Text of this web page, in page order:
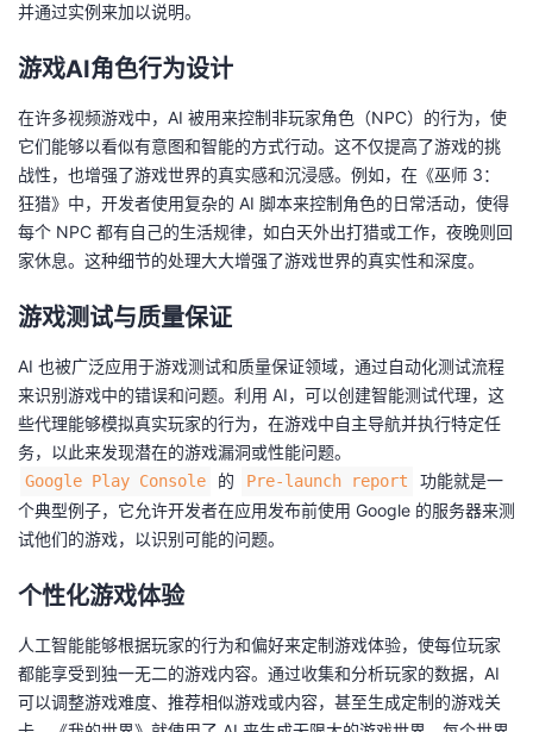
者
我
的
博
客
我
的
论
坛
我
的
圈
子
我
的
直
播
我
的
活
动
我
的
关
注
我
的
开
发
者
学
我
的
Programs
我
的
支
持
并通过实例来加以说明。
游戏AI角色行为设计
在许多视频游戏中，AI 被用来控制非玩家角色（NPC）的行为，使
它们能够以看似有意图和智能的方式行动。这不仅提高了游戏的挑
战性，也增强了游戏世界的真实感和沉浸感。例如，在《巫师 3：
狂猎》中，开发者使用复杂的 AI 脚本来控制角色的日常活动，使得
每个 NPC 都有自己的生活规律，如白天外出打猎或工作，夜晚则回
家休息。这种细节的处理大大增强了游戏世界的真实性和深度。
游戏测试与质量保证
AI 也被广泛应用于游戏测试和质量保证领域，通过自动化测试流程
来识别游戏中的错误和问题。利用 AI，可以创建智能测试代理，这
些代理能够模拟真实玩家的行为，在游戏中自主导航并执行特定任
务，以此来发现潜在的游戏漏洞或性能问题。
Google Play Console 的 Pre-launch report
功能就是一
个典型例子，它允许开发者在应用发布前使用 Google 的服务器来测
试他们的游戏，以识别可能的问题。
个性化游戏体验
人工智能能够根据玩家的行为和偏好来定制游戏体验，使每位玩家
都能享受到独一无二的游戏内容。通过收集和分析玩家的数据，AI
可以调整游戏难度、推荐相似游戏或内容，甚至生成定制的游戏关